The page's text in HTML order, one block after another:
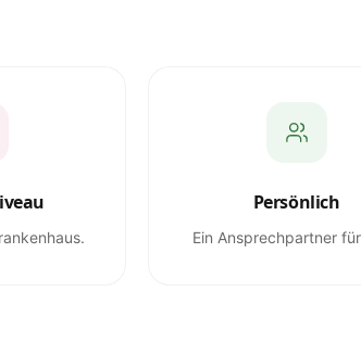
Persönlich
Ein Ansprechpartner